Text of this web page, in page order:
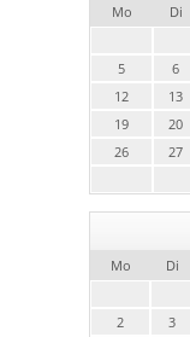
Mo Di
5
6
12
13
19
20
26
27
Mo Di
2
3